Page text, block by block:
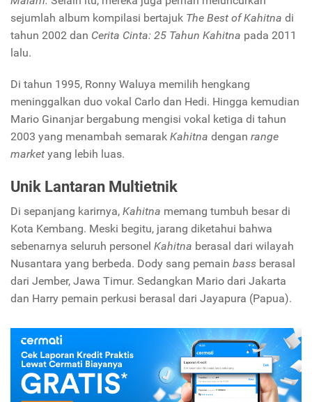
sejumlah album kompilasi bertajuk The Best of Kahitna di
tahun 2002 dan Cerita Cinta: 25 Tahun Kahitna pada 2011
lalu.
Di tahun 1995, Ronny Waluya memilih hengkang
meninggalkan duo vokal Carlo dan Hedi. Hingga kemudian
Mario Ginanjar bergabung mengisi vokal ketiga di tahun
2003 yang menambah semarak Kahitna dengan range
market yang lebih luas.
Unik Lantaran Multietnik
Di sepanjang karirnya, Kahitna memang tumbuh besar di
Kota Kembang. Meski begitu, jarang diketahui bahwa
sebenarnya seluruh personel Kahitna berasal dari wilayah
Nusantara yang berbeda. Dody sang pemain bass berasal
dari Jember, Jawa Timur. Sedangkan Mario dari Jakarta
dan Harry pemain perkusi berasal dari Jayapura (Papua).